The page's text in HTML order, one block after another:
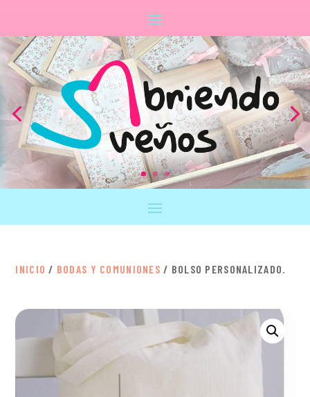
INICIO / BODAS Y COMUNIONES / BOLSO PERSONALIZADO.